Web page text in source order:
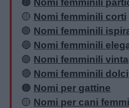
🟡 Nomi femminili corti
🟢 Nomi femminili
🔵 Nomi femminili
🟣 Nomi femminili
🔴 Nomi femminili dolci
🟠 Nomi per gattine
🟡 Nomi per cani